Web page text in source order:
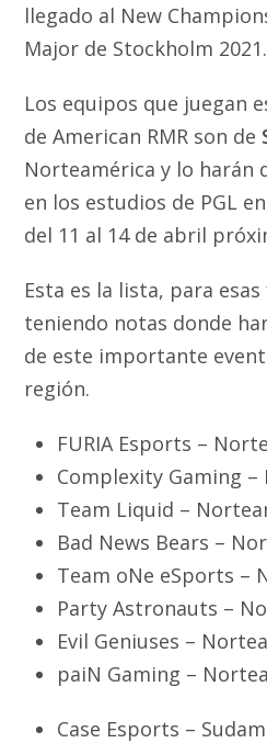
llegado al New
Major de Stockholm 2021.
Los equipos que juegan
de American RMR son de
Norteamérica y lo harán
en los estudios de PGL en
del 11 al 14 de abril
Esta es la lista, para
teniendo notas donde
de este importante
región.
FURIA Esports –
Complexity Gaming
Team Liquid –
Bad News Bears –
Team oNe eSports –
Party Astronauts –
Evil Geniuses –
paiN Gaming –
Case Esports –